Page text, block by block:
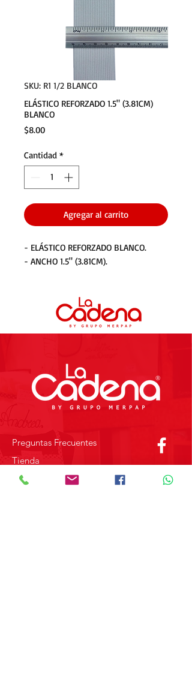
SKU: R1 1/2 BLANCO
ELÁSTICO REFORZADO 1.5" (3.81CM)
BLANCO
$8.00Precio
Cantidad *
Agregar al carrito
- ELÁSTICO REFORZADO BLANCO.
- ANCHO 1.5" (3.81CM).
Preguntas Frecuentes
Tienda
Sobre Nosotros